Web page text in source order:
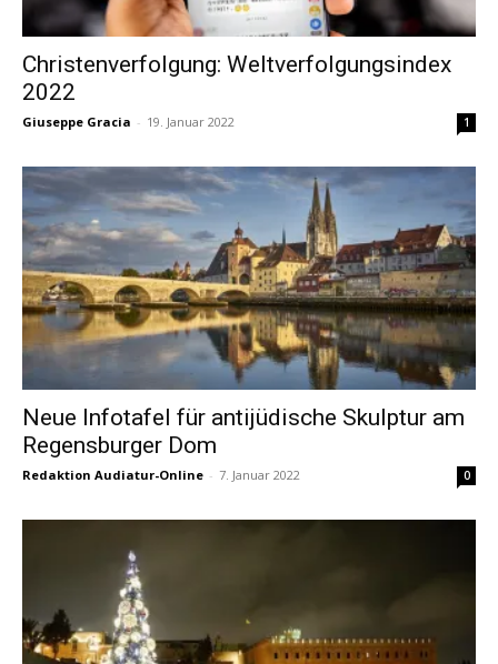
Christenverfolgung: Weltverfolgungsindex
2022
Giuseppe Gracia - 19. Januar 2022 1
Neue Infotafel für antijüdische Skulptur am
Regensburger Dom
Redaktion Audiatur-Online - 7. Januar 2022 0